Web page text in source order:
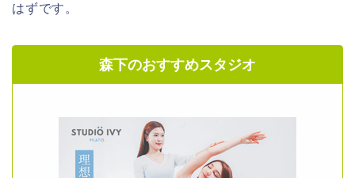
はずです。
森下のおすすめスタジオ